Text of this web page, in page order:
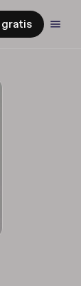
gratis